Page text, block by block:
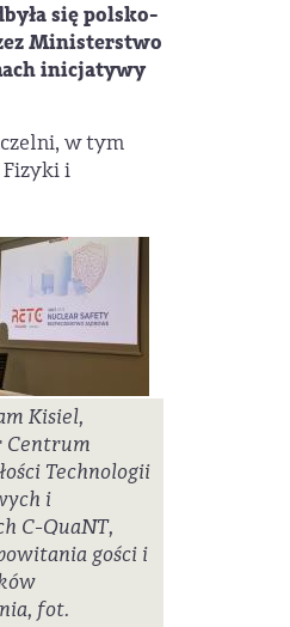
się polsko-
Ministerstwo
inicjatywy
w tym
Fizyki i
Kisiel,
Centrum
Technologii
i
C-QuaNT,
gości i
fot.